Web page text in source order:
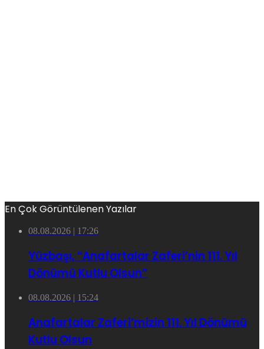
En Çok Görüntülenen Yazılar
08.08.2026 | 17:26
Yüzbaşı, “Anafartalar Zaferi’nin 111. Yıl
Dönümü Kutlu Olsun”
08.08.2026 | 15:24
Anafartalar Zaferi’mizin 111. Yıl Dönümü
Kutlu Olsun